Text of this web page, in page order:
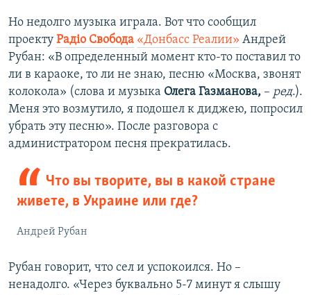
Но недолго музыка играла. Вот что сообщил
проекту Радiо Свобода «Донбасс Реалии» Андрей
Рубан: «В определенный момент кто-то поставил то
ли в караоке, то ли не знаю, песню «Москва, звонят
колокола» (слова и музыка Олега Газманова, – ред.).
Меня это возмутило, я подошел к диджею, попросил
убрать эту песню». После разговора с
администратором песня прекратилась.
Что вы творите, вы в какой стране
живете, в Украине или где?
Андрей Рубан
Рубан говорит, что сел и успокоился. Но –
ненадолго. «Через буквально 5-7 минут я слышу